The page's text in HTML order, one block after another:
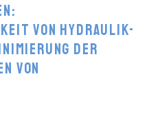
von Hydraulik-
der
von